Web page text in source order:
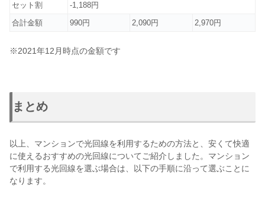
セット割
-1,188円
合計金額
990円 2,090円 2,970円
※2021年12月時点の金額です
まとめ
以上、マンションで光回線を利用するための方法と、安くて快適
に使えるおすすめの光回線についてご紹介しました。マンション
で利用する光回線を選ぶ場合は、以下の手順に沿って選ぶことに
なります。